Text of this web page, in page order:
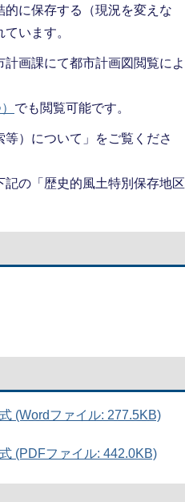
に保存する（現況を変えな
います。
画課にて都市計画図閲覧によ
でも閲覧可能です。
）について」をご覧くださ
の「歴史的風土特別保存地区
(Wordファイル: 277.5KB)
(PDFファイル: 442.0KB)